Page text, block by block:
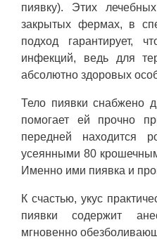
пиявку). Этих
закрытых фермах, в
подход гарантирует,
инфекций, ведь для
абсолютно здоровых
Тело пиявки снабжено
помогает ей прочно
передней находится
усеянными 80
Именно ими пиявка и
К счастью, укус
пиявки содержит
мгновенно